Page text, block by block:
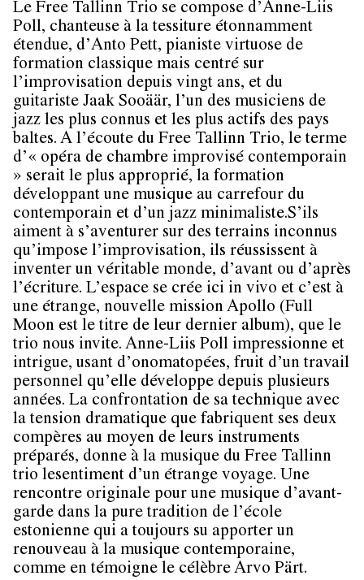
Le Free Tallinn Trio se compose d’Anne-Liis
Poll, chanteuse à la tessiture étonnamment
étendue, d’Anto Pett, pianiste virtuose de
formation classique mais centré sur
l’improvisation depuis vingt ans, et du
guitariste Jaak Sooäär, l’un des musiciens de
jazz les plus connus et les plus actifs des pays
baltes. A l’écoute du Free Tallinn Trio, le terme
d’« opéra de chambre improvisé contemporain
» serait le plus approprié, la formation
développant une musique au carrefour du
contemporain et d’un jazz minimaliste.S’ils
aiment à s’aventurer sur des terrains inconnus
qu’impose l’improvisation, ils réussissent à
inventer un véritable monde, d’avant ou d’après
l’écriture. L’espace se crée ici in vivo et c’est à
une étrange, nouvelle mission Apollo (Full
Moon est le titre de leur dernier album), que le
trio nous invite. Anne-Liis Poll impressionne et
intrigue, usant d’onomatopées, fruit d’un travail
personnel qu’elle développe depuis plusieurs
années. La confrontation de sa technique avec
la tension dramatique que fabriquent ses deux
compères au moyen de leurs instruments
préparés, donne à la musique du Free Tallinn
trio lesentiment d’un étrange voyage. Une
rencontre originale pour une musique d’avant-
garde dans la pure tradition de l’école
estonienne qui a toujours su apporter un
renouveau à la musique contemporaine,
comme en témoigne le célèbre Arvo Pärt.